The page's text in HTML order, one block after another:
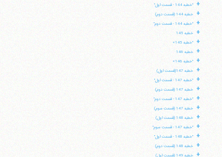
+ "خطبه 144 - قسمت اول"
+ خطبه 144 (قسمت دوم)
+ "خطبه 144 - قسمت دوم"
+ خطبه 145
+ "خطبه 145»
+ خطبه 146
+ "خطبه 146»
+ خطبه 147(قسمت اول)
+ "خطبه 147 - قسمت اول"
+ خطبه 147 (قسمت دوم)
+ "خطبه 147 - قسمت دوم"
+ خطبه 147 (قسمت سوم)
+ خطبه 148 (قسمت اول)
+ "خطبه 147 - قسمت سوم"
+ "خطبه 148 - قسمت اول"
+ خطبه 148 (قسمت دوم)
+ خطبه 149 (قسمت اول)